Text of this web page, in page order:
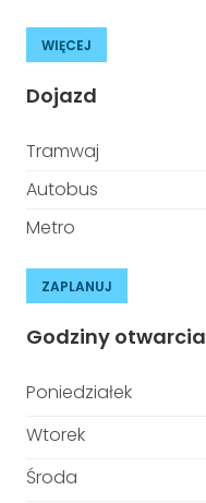
WIĘCEJ
Dojazd
Tramwaj
Autobus
Metro
ZAPLANUJ
Godziny otwarcia
Poniedziałek
Wtorek
Środa